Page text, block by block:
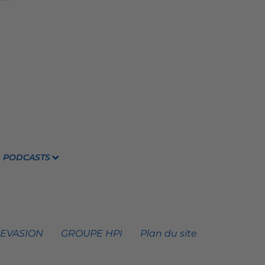
PODCASTS
GROUPE HPI Plan du site